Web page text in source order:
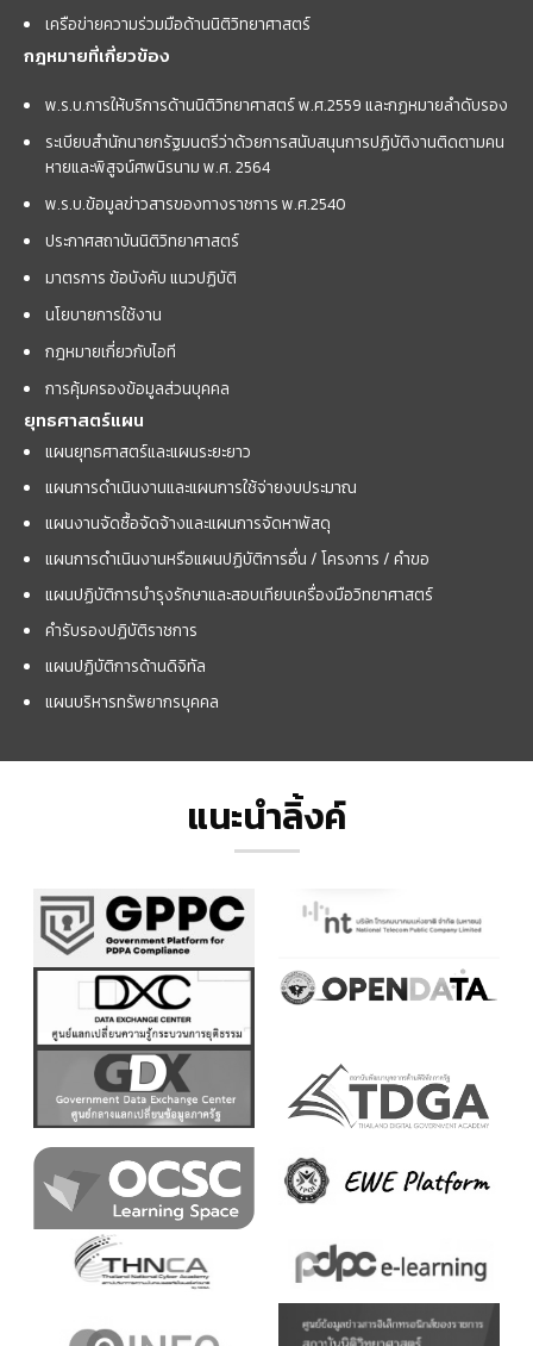
เครือข่ายความร่วมมือด้านนิติวิทยาศาสตร์
กฎหมายที่เกี่ยวข้อง
พ.ร.บ.การให้บริการด้านนิติวิทยาศาสตร์ พ.ศ.2559 และกฏหมายลำดับรอง
ระเบียบสำนักนายกรัฐมนตรีว่าด้วยการสนับสนุนการปฏิบัติงานติดตามคน
หายและพิสูจน์ศพนิรนาม พ.ศ. 2564
พ.ร.บ.ข้อมูลข่าวสารของทางราชการ พ.ศ.2540
ประกาศสถาบันนิติวิทยาศาสตร์
มาตรการ ข้อบังคับ แนวปฏิบัติ
นโยบายการใช้งาน
กฎหมายเกี่ยวกับไอที
การคุ้มครองข้อมูลส่วนบุคคล
ยุทธศาสตร์แผน
แผนยุทธศาสตร์และแผนระยะยาว
แผนการดำเนินงานและแผนการใช้จ่ายงบประมาณ
แผนงานจัดซื้อจัดจ้างและแผนการจัดหาพัสดุ
แผนการดำเนินงานหรือแผนปฏิบัติการอื่น / โครงการ / คำขอ
แผนปฏิบัติการบำรุงรักษาและสอบเทียบเครื่องมือวิทยาศาสตร์
คำรับรองปฏิบัติราชการ
แผนปฏิบัติการด้านดิจิทัล
แผนบริหารทรัพยากรบุคคล
แนะนำลิ้งค์